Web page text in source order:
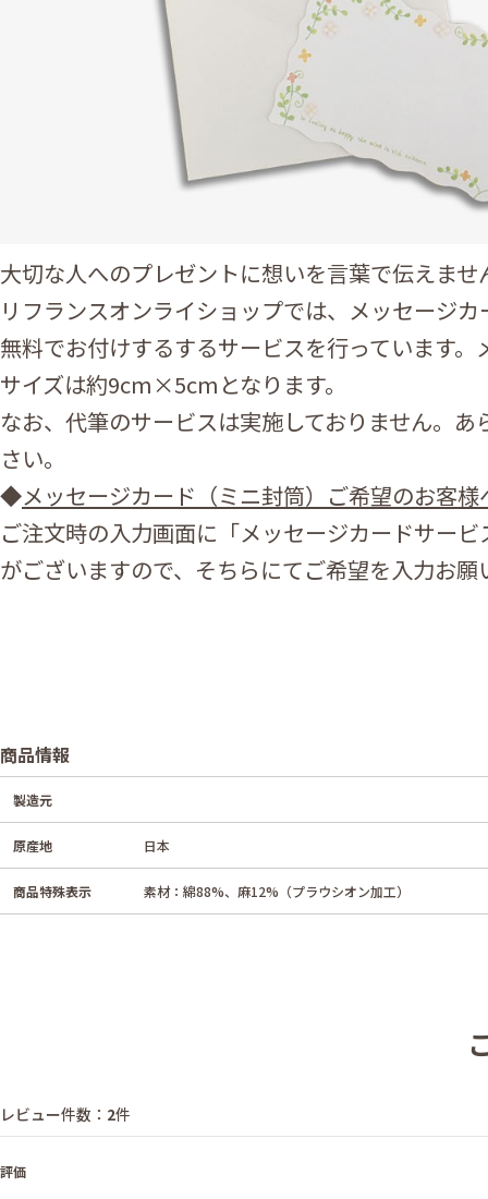
大切な人へのプレゼントに想いを言葉で伝えませ
リフランスオンライショップでは、メッセージ
無料でお付けするするサービスを行っています。
サイズは約9cm×5cmとなります。
なお、代筆のサービスは実施しておりません。あ
さい。
◆メッセージカード（ミニ封筒）ご希望のお客様
ご注文時の入力画面に「メッセージカードサー
がございますので、そちらにてご希望を入力お願
商品情報
製造元
原産地 日本
商品特殊表示 素材：綿88%、麻12%（プラウシオン加工）
レビュー件数： 2件
評価